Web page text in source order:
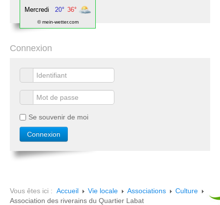
© mein-wetter.com
Connexion
Se souvenir de moi
Vous êtes ici : Accueil Vie locale Associations
Culture
Association des riverains du Quartier Labat